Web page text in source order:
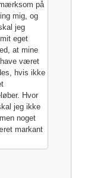
på
mig, og
jeg
eget
at mine
været
hvis ikke
Hvor
jeg ikke
noget
markant